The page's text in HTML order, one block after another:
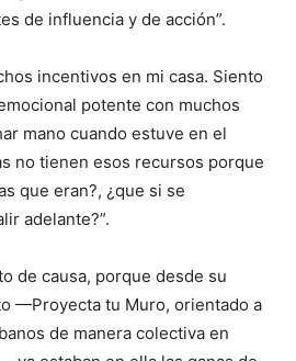
de influencia y de acción”.
incentivos en mi casa. Siento
potente con muchos
mano cuando estuve en el
no tienen esos recursos porque
que eran?, ¿que si se
adelante?”.
de causa, porque desde su
—Proyecta tu Muro, orientado a
de manera colectiva en